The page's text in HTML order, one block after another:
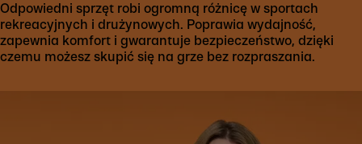
Odpowiedni sprzęt robi ogromną różnicę w sportach
rekreacyjnych i drużynowych. Poprawia wydajność,
zapewnia komfort i gwarantuje bezpieczeństwo, dzięki
czemu możesz skupić się na grze bez rozpraszania.